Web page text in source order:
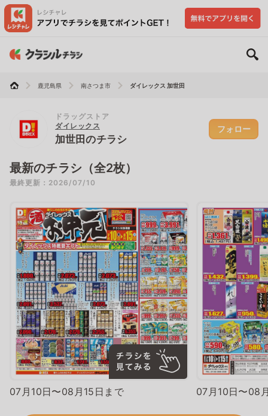
鹿児島県 南さつま市 ダイレックス 加世田
ドラッグストア
ダイレックス
加世田のチラシ
フォロー
最新のチラシ（全2枚）
最終更新：2026/07/10
07月10日〜08月15日まで 07月10日〜08